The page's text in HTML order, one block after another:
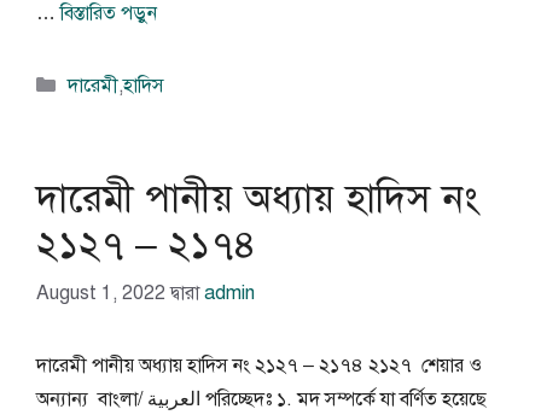
…বিস্তারিত পড়ুন
বিভাগ
দারেমী,হাদিস
দারেমী পানীয় অধ্যায় হাদিস নং
২১২৭ – ২১৭৪
August 1, 2022 দ্বারাadmin
দারেমী পানীয় অধ্যায় হাদিস নং ২১২৭ – ২১৭৪ ২১২৭ শেয়ার ও
অন্যান্য বাংলা/ العربية পরিচ্ছেদঃ ১. মদ সম্পর্কে যা বর্ণিত হয়েছে